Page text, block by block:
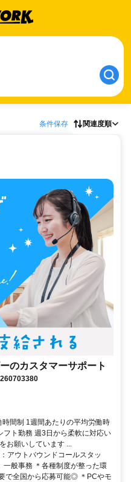
条件保存 関連度順
のカスタマーサポート
間制 1週間あたりの平均労働時
ト勤務 週3日から柔軟に対応い
願いしています ...
アウトバウンドコールスタッ
一般事務 ＊各種制度が整った環
で全国から応募可能◎ ＊PCやモ